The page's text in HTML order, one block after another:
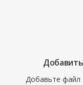
Добавьте файл